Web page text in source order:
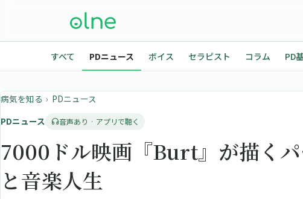
すべて PDニュース ボイス セラピスト コラム PD
病気を知る › PDニュース
PDニュース
音声あり · アプリで聴く
7000ドル映画『Burt』が描く
と音楽人生